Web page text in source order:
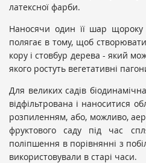
латексної фарби.
Наносячи один її шар
полягає в тому, щоб
кору і стовбур дерева - який
якого ростуть вегетативні
Для великих садів
відфільтрована і наноситися
розпиленням, або, можливо,
фруктового саду під час
поліпшення в порівнянні з
використовували в старі часи.